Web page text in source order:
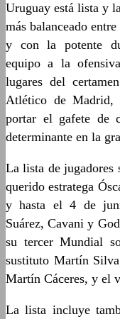
Uruguay está lista y
más balanceado
y con la potente
equipo a la
lugares del
Atlético de Madrid,
portar el gafete de
determinante en la
La lista de jugadores
querido estratega
y hasta el 4 de
Suárez, Cavani y
su tercer Mundial
sustituto Martín
Martín Cáceres, y el
La lista incluye